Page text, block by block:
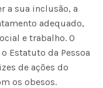
a sua inclusão, a
adequado,
e trabalho. O
Estatuto da Pessoa
de ações do
os obesos.